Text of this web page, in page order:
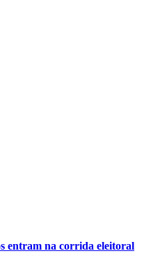
entram na corrida eleitoral